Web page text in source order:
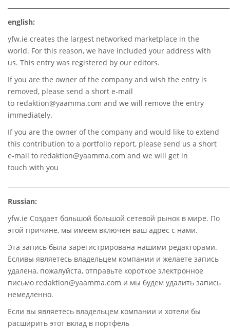
english:
yfw.ie creates the largest networked marketplace in the
world. For this reason, we have included your address with
us. This entry was registered by our editors.
If you are the owner of the company and wish the entry is
removed, please send a short e-mail
to redaktion@yaamma.com and we will remove the entry
immediately.
If you are the owner of the company and would like to extend
this contribution to a portfolio report, please send us a short
e-mail to redaktion@yaamma.com and we will get in
touch with you
Russian:
yfw.ie Создает большой большой сетевой рынок в мире. По
этой причине, мы имеем включен ваш адрес с нами.
Эта запись была зарегистрирована нашими редакторами.
Есливы являетесь владельцем компании и желаете запись
удалена, пожалуйста, отправьте короткое электронное
письмо redaktion@yaamma.com и мы будем удалить запись
немедленно.
Если вы являетесь владельцем компании и хотели бы
расширить этот вклад в портфель